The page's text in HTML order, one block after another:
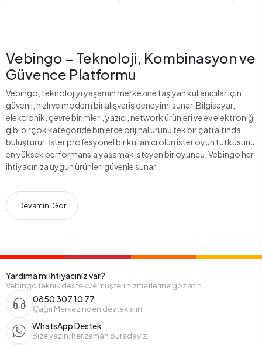
Vebingo – Teknoloji, Kombinasyon ve
Güvence Platformu
Vebingo, teknolojiyi yaşamın merkezine taşıyan kullanıcılar için
güvenli, hızlı ve modern bir alışveriş deneyimi sunar. Bilgisayar,
elektronik, çevre birimleri, yazıcı, network ürünleri ve ev elektroniği
gibi birçok kategoride binlerce orijinal ürünü tek bir çatı altında
buluşturur. İster profesyonel bir kullanıcı olun ister oyun tutkusunu
en yüksek performansla yaşamak isteyen bir oyuncu, Vebingo her
ihtiyacınıza uygun ürünleri güvenle sunar.
Devamını Gör
Yardıma mı ihtiyacınız var?
Vebingo teknik destek ve müşteri hizmetlerine göz atın.
0850 307 10 77
Çağrı Merkezinden destek alın.
WhatsApp Destek
Bize yazın, her zaman buradayız.